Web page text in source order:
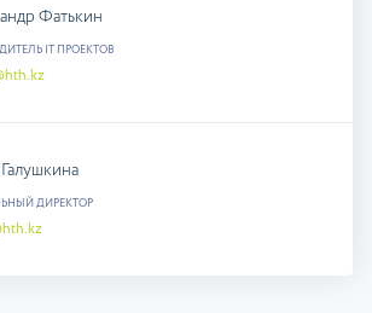
Фатькин
IT ПРОЕКТОВ
ДИРЕКТОР